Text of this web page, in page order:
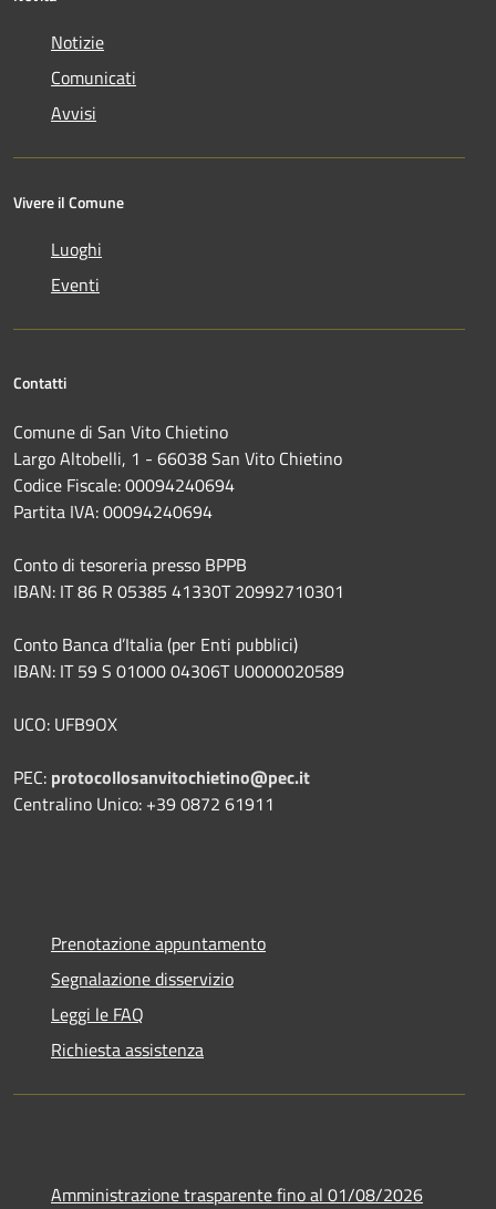
Notizie
Comunicati
Avvisi
Vivere il Comune
Luoghi
Eventi
Contatti
Comune di San Vito Chietino
Largo Altobelli, 1 - 66038 San Vito Chietino
Codice Fiscale: 00094240694
Partita IVA: 00094240694
Conto di tesoreria presso BPPB
IBAN: IT 86 R 05385 41330T 20992710301
Conto Banca d’Italia (per Enti pubblici)
IBAN: IT 59 S 01000 04306T U0000020589
UCO: UFB9OX
PEC: protocollosanvitochietino@pec.it
Centralino Unico: +39 0872 61911
Prenotazione appuntamento
Segnalazione disservizio
Leggi le FAQ
Richiesta assistenza
Amministrazione trasparente fino al 01/08/2026